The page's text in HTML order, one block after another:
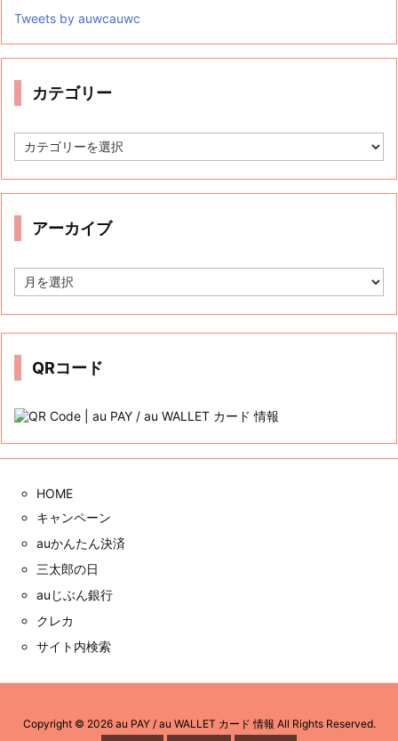
Tweets by auwcauwc
カテゴリー
テ
リ
アーカイブ
ー
QRコード
HOME
キャンペーン
auかんたん決済
三太郎の日
auじぶん銀行
クレカ
サイト内検索
Copyright © 2026 au PAY / au WALLET カード 情報 All Rights Reserved.